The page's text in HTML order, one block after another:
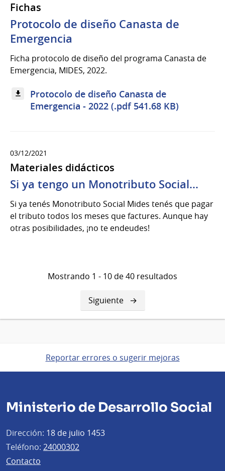
Fichas
Protocolo de diseño Canasta de
Emergencia
Ficha protocolo de diseño del programa Canasta de
Emergencia, MIDES, 2022.
Protocolo de diseño Canasta de
Emergencia - 2022 (.pdf 541.68 KB)
03/12/2021
Materiales didácticos
Si ya tengo un Monotributo Social...
Si ya tenés Monotributo Social Mides tenés que pagar
el tributo todos los meses que factures. Aunque hay
otras posibilidades, ¡no te endeudes!
Mostrando 1 - 10 de 40 resultados
Siguiente
página
Siguiente
Reportar errores o sugerir mejoras
Ministerio de Desarrollo Social
Dirección: 18 de julio 1453
Teléfono: 24000302
Contacto